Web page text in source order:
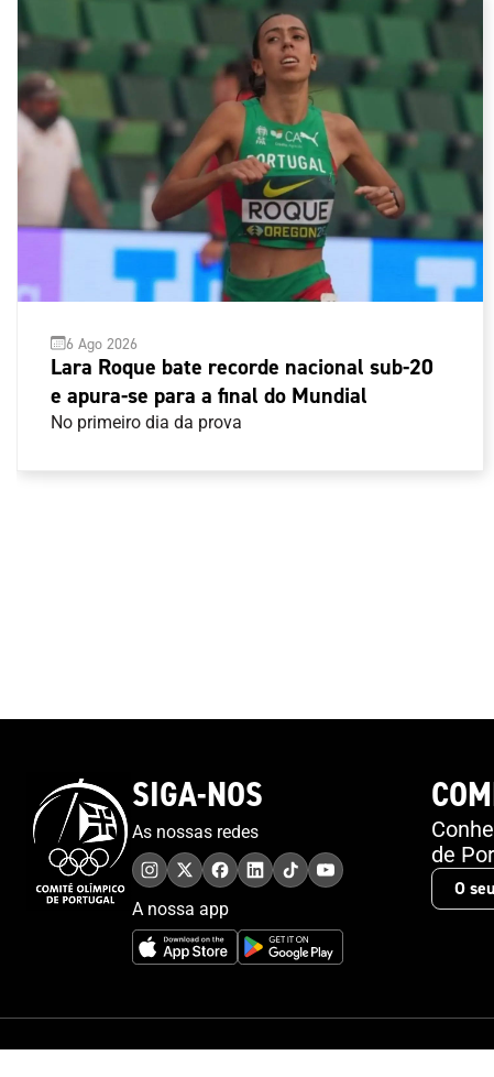
6 Ago 2026
Lara Roque bate recorde nacional sub-20
e apura-se para a final do Mundial
No primeiro dia da prova
SIGA-NOS
As nossas redes
A nossa app
de